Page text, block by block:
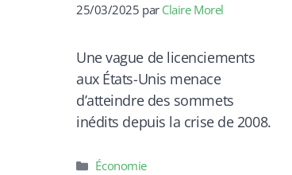
25/03/2025 par Claire Morel
Une vague de licenciements
aux États-Unis menace
d’atteindre des sommets
inédits depuis la crise de 2008.
Catégories
Économie